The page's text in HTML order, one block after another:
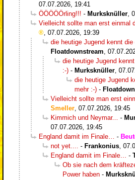
07.07.2026, 19:41
ÖÖÖÖÖrling!!! - Murksknüller,
Vielleicht sollte man erst einmal
, 07.07.2026, 19:39
die heutige Jugend kennt
Floatdownstream,
die heutige Jugend
:-) - Murksknüller,
die heutige Jugend
mehr :-) -
Vielleicht sollte man erst
Smeller, 07.07.2026, 19:45
Kimmich und Neymar... -
07.07.2026, 19:45
England damit im Finale… -
not yet.... - Frankonius,
England damit im Finale… -
Ob sie nach dem
Power haben -